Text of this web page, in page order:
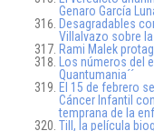
Genaro García
Desagradables
Villalvazo sobre
Rami Malek
Los números del
Quantumania´´
El 15 de febrero
Cáncer Infantil
temprana de la
Till, la película